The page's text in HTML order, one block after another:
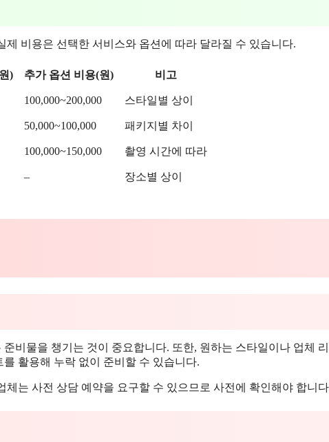
비용은 선택한 서비스와 옵션에 따라 달라질 수 있습니다.
) 추가 옵션 비용(원) 비고
100,000~200,000 스타일별 상이
50,000~100,000 패키지별 차이
100,000~150,000 촬영 시간에 따라
– 장소별 상이
비물을 챙기는 것이 중요합니다. 또한, 원하는 스타일이나 업체
활용해 누락 없이 준비할 수 있습니다.
는 사전 상담 예약을 요구할 수 있으므로 사전에 확인해야 합니